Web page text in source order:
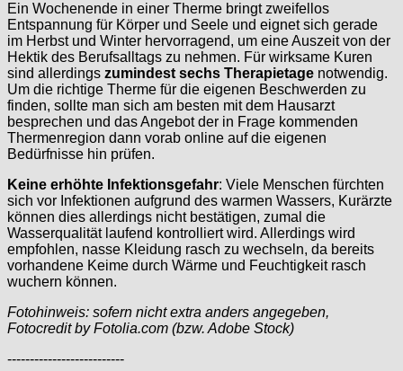
Ein Wochenende in einer Therme bringt zweifellos
Entspannung für Körper und Seele und eignet sich gerade
im Herbst und Winter hervorragend, um eine Auszeit von der
Hektik des Berufsalltags zu nehmen. Für wirksame Kuren
sind allerdings zumindest sechs Therapietage notwendig.
Um die richtige Therme für die eigenen Beschwerden zu
finden, sollte man sich am besten mit dem Hausarzt
besprechen und das Angebot der in Frage kommenden
Thermenregion dann vorab online auf die eigenen
Bedürfnisse hin prüfen.
Keine erhöhte Infektionsgefahr: Viele Menschen fürchten
sich vor Infektionen aufgrund des warmen Wassers, Kurärzte
können dies allerdings nicht bestätigen, zumal die
Wasserqualität laufend kontrolliert wird. Allerdings wird
empfohlen, nasse Kleidung rasch zu wechseln, da bereits
vorhandene Keime durch Wärme und Feuchtigkeit rasch
wuchern können.
Fotohinweis: sofern nicht extra anders angegeben,
Fotocredit by Fotolia.com (bzw. Adobe Stock)
--------------------------